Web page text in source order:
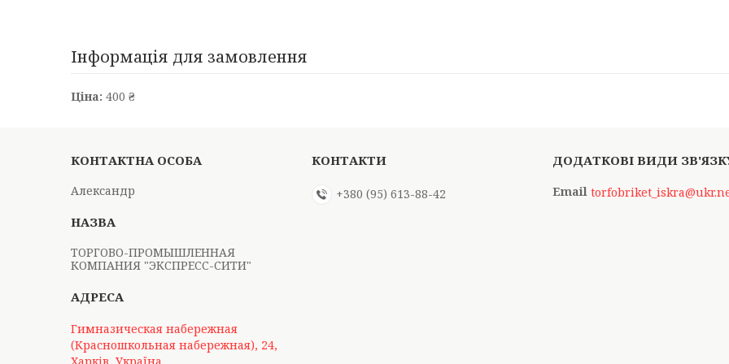
Інформація для замовлення
Ціна: 400 ₴
Александр
ТОРГОВО-ПРОМЫШЛЕННАЯ
КОМПАНИЯ "ЭКСПРЕСС-СИТИ"
Гимназическая набережная
(Красношкольная набережная), 24,
Харків, Україна
+380 (95) 613-88-42